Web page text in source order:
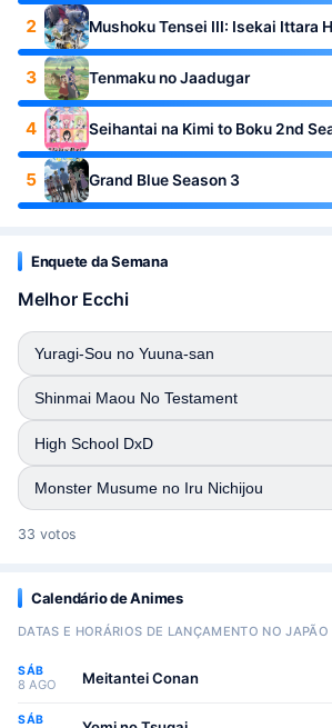
2 Mushoku Tensei III: Isekai Ittara
3 Tenmaku no Jaadugar
4 Seihantai na Kimi to Boku 2nd
5 Grand Blue Season 3
Enquete da Semana
Melhor Ecchi
Yuragi-Sou no Yuuna-san
Shinmai Maou No Testament
High School DxD
Monster Musume no Iru Nichijou
33 votos
Calendário de Animes
DATAS E HORÁRIOS DE LANÇAMENTO NO JAPÃO
SÁB
8 AGO Meitantei Conan
SÁB